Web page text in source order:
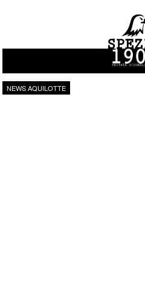
Vai al contenuto
NEWS AQUILOTTE